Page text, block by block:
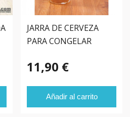
JARRA DE CERVEZA
PARA CONGELAR
11,90 €
Añadir al carrito